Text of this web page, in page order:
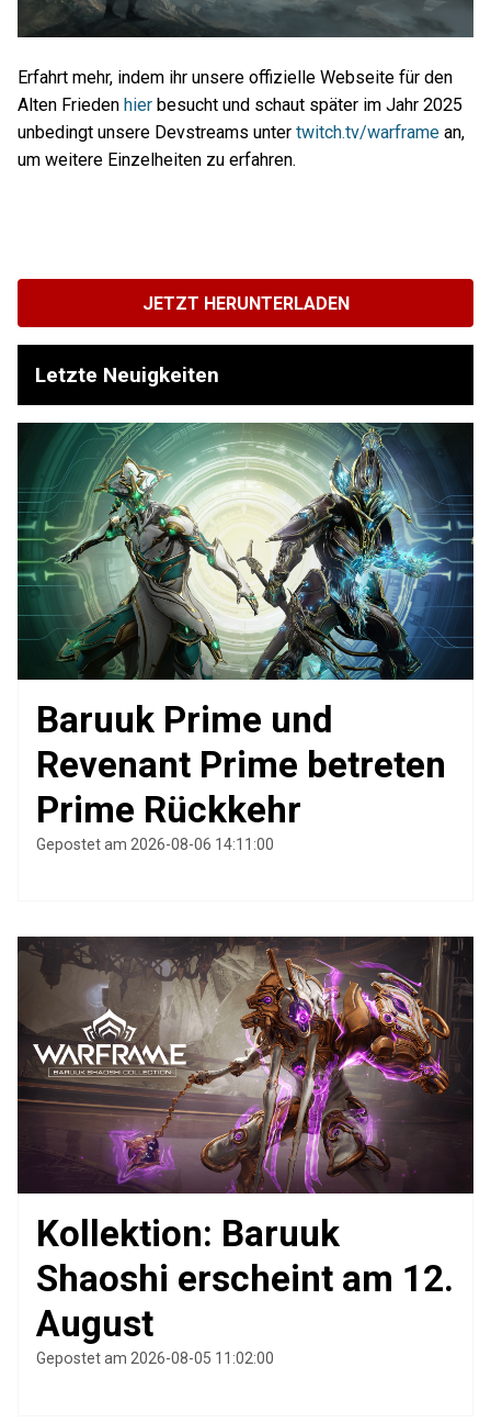
Erfahrt mehr, indem ihr unsere offizielle Webseite für den
Alten Frieden hier besucht und schaut später im Jahr 2025
unbedingt unsere Devstreams unter twitch.tv/warframe an,
um weitere Einzelheiten zu erfahren.
JETZT HERUNTERLADEN
Letzte Neuigkeiten
Baruuk Prime und
Revenant Prime betreten
Prime Rückkehr
Gepostet am 2026-08-06 14:11:00
Kollektion: Baruuk
Shaoshi erscheint am 12.
August
Gepostet am 2026-08-05 11:02:00